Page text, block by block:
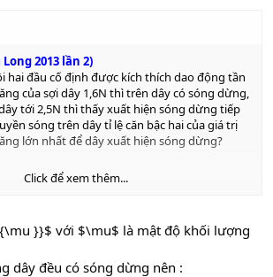
2013 lần 2)
hai đầu cố định được kích thích dao động tần
của sợi dây 1,6N thì trên dây có sóng dừng,
tới 2,5N thì thấy xuất hiện sóng dừng tiếp
sóng trên dây tỉ lệ căn bậc hai của giá trị
lớn nhất để dây xuất hiện sóng dừng?
Click để xem thêm...
}}$ với $\mu$ là mật độ khối lượng
dây đều có sóng dừng nên :